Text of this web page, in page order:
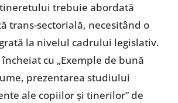
trebuie abordată
trans-sectorială, necesitând o
la nivelul cadrului legislativ.
cu „Exemple de bună
prezentarea studiului
ale copiilor şi tinerilor” de